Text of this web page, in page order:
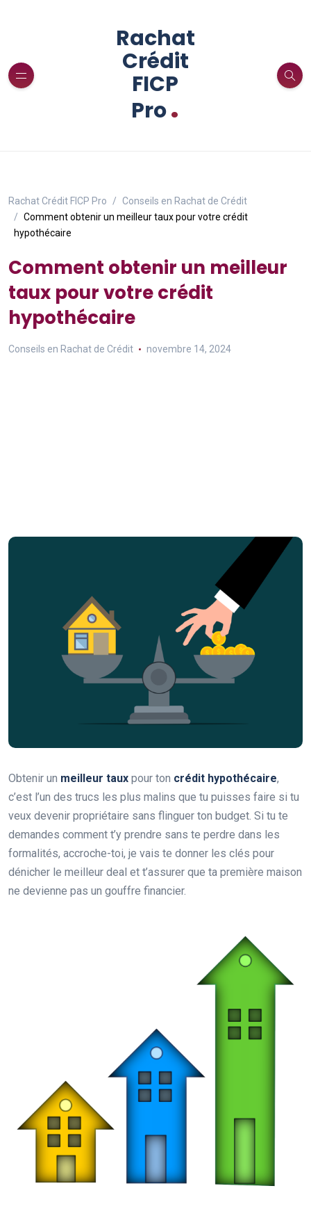
Rachat
Crédit
FICP
Pro.
Rachat Crédit FICP Pro
Conseils en Rachat de Crédit
Comment obtenir un meilleur taux pour votre crédit
hypothécaire
Comment obtenir un meilleur
taux pour votre crédit
hypothécaire
Conseils en Rachat de Crédit novembre 14, 2024
Obtenir un meilleur taux pour ton crédit hypothécaire,
c’est l’un des trucs les plus malins que tu puisses faire si tu
veux devenir propriétaire sans flinguer ton budget. Si tu te
demandes comment t’y prendre sans te perdre dans les
formalités, accroche-toi, je vais te donner les clés pour
dénicher le meilleur deal et t’assurer que ta première maison
ne devienne pas un gouffre financier.